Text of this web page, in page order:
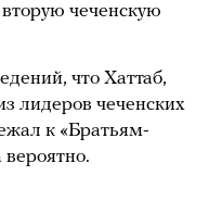
чеченскую
что Хаттаб,
лидеров чеченских
к «Братьям-